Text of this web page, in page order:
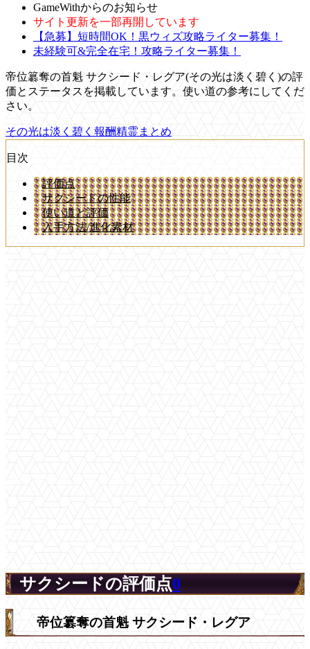
GameWithからのお知らせ
サイト更新を一部再開しています
【急募】短時間OK！黒ウィズ攻略ライター募集！
未経験可&完全在宅！攻略ライター募集！
帝位簒奪の首魁 サクシード・レグア(その光は淡く碧く)の評
価とステータスを掲載しています。使い道の参考にしてくだ
さい。
その光は淡く碧く報酬精霊まとめ
目次
評価点
サクシードの性能
使い道と評価
入手方法/進化素材
サクシードの評価点0
帝位簒奪の首魁 サクシード・レグア